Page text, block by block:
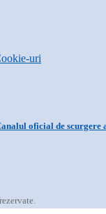
uri
oficial de